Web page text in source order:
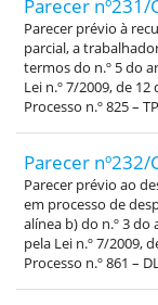
Parecer nº231/
Parecer prévio à
parcial, a
termos do n.º 5 do
Lei n.º 7/2009, de 12
Processo n.º 825 –
Parecer nº232/
Parecer prévio ao
em processo de
alínea b) do n.º 3
pela Lei n.º 7/2009,
Processo n.º 861 –